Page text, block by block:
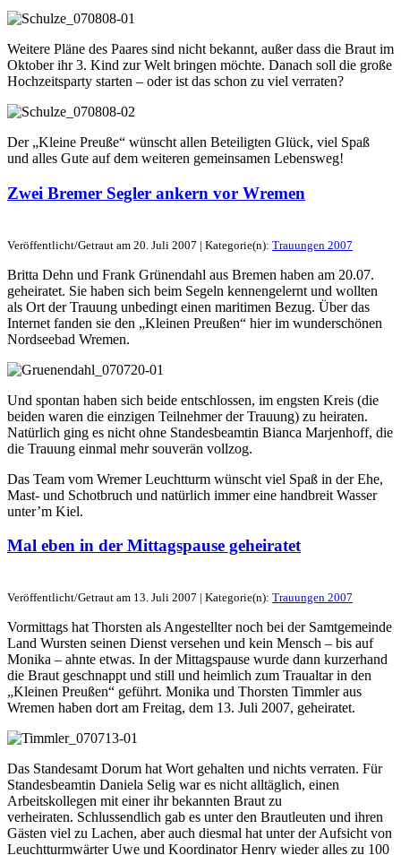
Weitere Pläne des Paares sind nicht bekannt, außer dass die Braut im
Oktober ihr 3. Kind zur Welt bringen möchte. Danach soll die große
Hochzeitsparty starten – oder ist das schon zu viel verraten?
Der „Kleine Preuße“ wünscht allen Beteiligten Glück, viel Spaß
und alles Gute auf dem weiteren gemeinsamen Lebensweg!
Zwei Bremer Segler ankern vor Wremen
Veröffentlicht/Getraut am 20. Juli 2007 | Kategorie(n): Trauungen 2007
Britta Dehn und Frank Grünendahl aus Bremen haben am 20.07.
geheiratet. Sie haben sich beim Segeln kennengelernt und wollten
als Ort der Trauung unbedingt einen maritimen Bezug. Über das
Internet fanden sie den „Kleinen Preußen“ hier im wunderschönen
Nordseebad Wremen.
Und spontan haben sich beide entschlossen, im engsten Kreis (die
beiden waren die einzigen Teilnehmer der Trauung) zu heiraten.
Natürlich ging es nicht ohne Standesbeamtin Bianca Marjenhoff, die
die Trauung einmal mehr souverän vollzog.
Das Team vom Wremer Leuchtturm wünscht viel Spaß in der Ehe,
Mast- und Schotbruch und natürlich immer eine handbreit Wasser
unter’m Kiel.
Mal eben in der Mittagspause geheiratet
Veröffentlicht/Getraut am 13. Juli 2007 | Kategorie(n): Trauungen 2007
Vormittags hat Thorsten als Angestellter noch bei der Samtgemeinde
Land Wursten seinen Dienst versehen und kein Mensch – bis auf
Monika – ahnte etwas. In der Mittagspause wurde dann kurzerhand
die Braut geschnappt und still und heimlich zum Traualtar in den
„Kleinen Preußen“ geführt. Monika und Thorsten Timmler aus
Wremen haben dort am Freitag, dem 13. Juli 2007, geheiratet.
Das Standesamt Dorum hat Wort gehalten und nichts verraten. Für
Standesbeamtin Daniela Selig war es nicht alltäglich, einen
Arbeitskollegen mit einer ihr bekannten Braut zu
verheiraten. Schlussendlich gab es unter den Brautleuten und ihren
Gästen viel zu Lachen, aber auch diesmal hat unter der Aufsicht von
Leuchtturmwärter Uwe und Koordinator Henry wieder alles zu 100